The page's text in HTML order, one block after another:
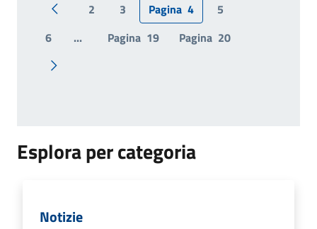
Pagina precedente
2 3 Pagina 4
5
6
... Pagina 19 Pagina 20
Pagina successiva
Esplora per categoria
Notizie